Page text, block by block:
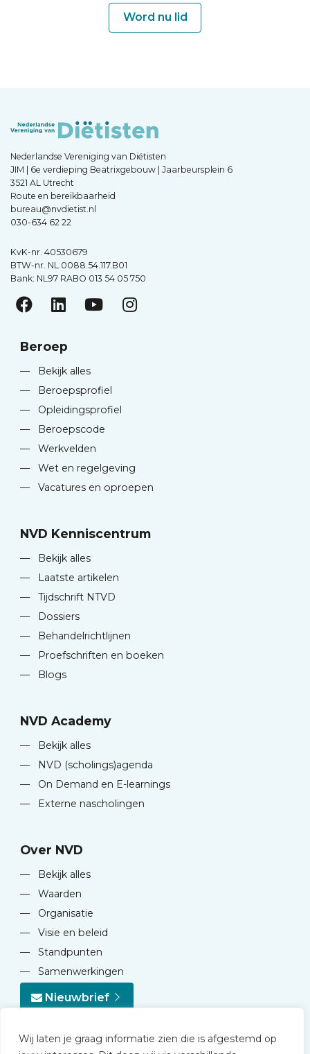
Wij laten je graag informatie zien die is afgestemd op
Word nu lid
Nederlandse Vereniging van Diëtisten
JIM | 6e verdieping Beatrixgebouw | Jaarbeursplein 6
3521 AL Utrecht
Route en bereikbaarheid
bureau@nvdietist.nl
030-634 62 22
KvK-nr. 40530679
BTW-nr. NL.0088.54.117.B01
Bank: NL97 RABO 013 54 05 750
Beroep
—
Bekijk alles
—
Beroepsprofiel
—
Opleidingsprofiel
—
Beroepscode
—
Werkvelden
—
Wet en regelgeving
—
Vacatures en oproepen
NVD Kenniscentrum
—
Bekijk alles
—
Laatste artikelen
—
Tijdschrift NTVD
—
Dossiers
—
Behandelrichtlijnen
—
Proefschriften en boeken
—
Blogs
NVD Academy
—
Bekijk alles
—
NVD (scholings)agenda
—
On Demand en E-learnings
—
Externe nascholingen
Over NVD
—
Bekijk alles
—
Waarden
—
Organisatie
—
Visie en beleid
—
Standpunten
—
Samenwerkingen
Nieuwbrief